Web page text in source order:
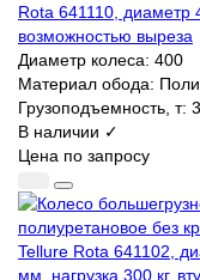
Rota 641110, диаметр
возможностью выреза
Диаметр колеса: 400
Материал обода:
Грузоподъемность, т:
В наличии ✓
Цена по запросу